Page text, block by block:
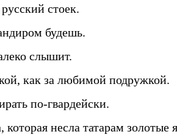
стоек.
будешь.
слышит.
как за любимой подружкой.
по-гвардейски.
которая несла татарам золотые